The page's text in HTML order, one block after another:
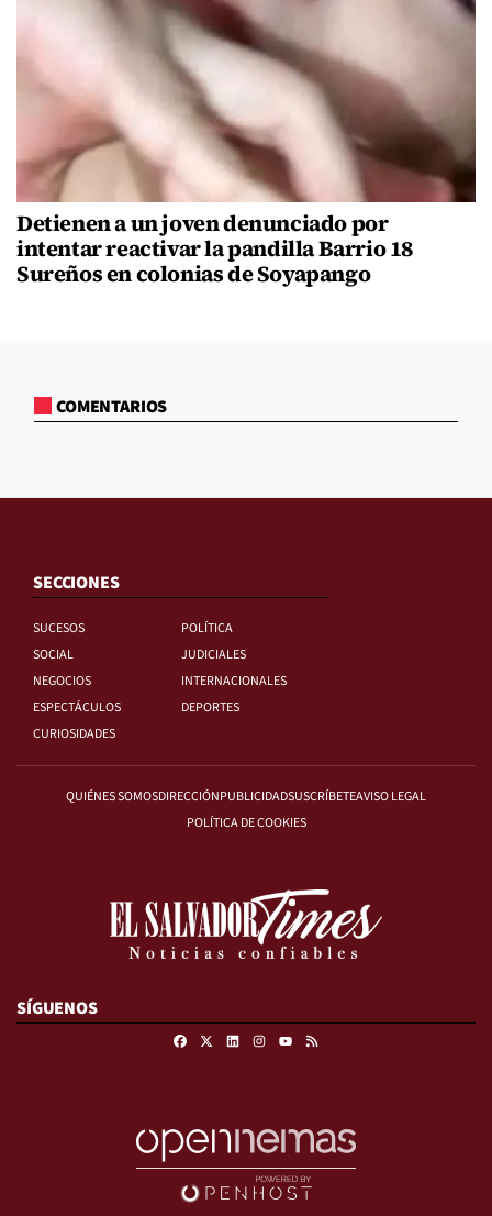
Detienen a un joven denunciado por
intentar reactivar la pandilla Barrio 18
Sureños en colonias de Soyapango
COMENTARIOS
SECCIONES
SUCESOS
POLÍTICA
SOCIAL
JUDICIALES
NEGOCIOS
INTERNACIONALES
ESPECTÁCULOS
DEPORTES
CURIOSIDADES
QUIÉNES SOMOSDIRECCIÓNPUBLICIDADSUSCRÍBETEAVISO LEGAL
POLÍTICA DE COOKIES
SÍGUENOS
FacebookLinkedinInstagram